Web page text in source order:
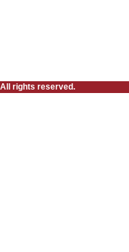
rights reserved.